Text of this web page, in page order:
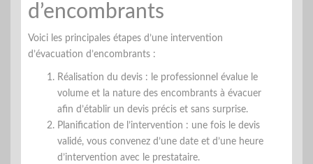
d’encombrants
Voici les principales étapes d’une intervention
d’évacuation d’encombrants :
Réalisation du devis : le professionnel évalue le
volume et la nature des encombrants à évacuer
afin d’établir un devis précis et sans surprise.
Planification de l’intervention : une fois le devis
validé, vous convenez d’une date et d’une heure
d’intervention avec le prestataire.